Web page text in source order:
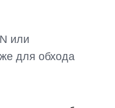
или
для обхода